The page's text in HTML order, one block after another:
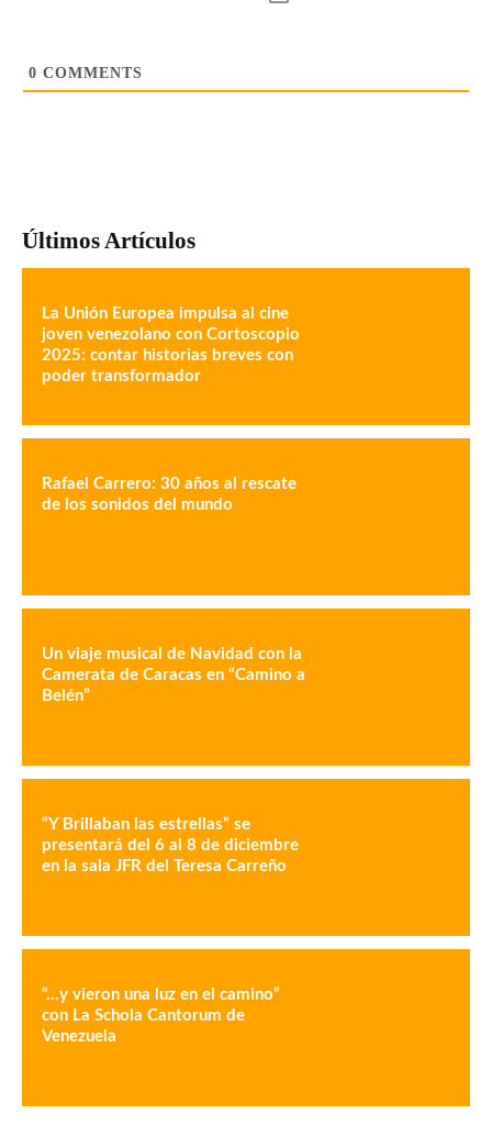
0 COMMENTS
Últimos Artículos
La Unión Europea impulsa al cine
joven venezolano con Cortoscopio
2025: contar historias breves con
poder transformador
Rafael Carrero: 30 años al rescate
de los sonidos del mundo
Un viaje musical de Navidad con la
Camerata de Caracas en “Camino a
Belén”
“Y Brillaban las estrellas” se
presentará del 6 al 8 de diciembre
en la sala JFR del Teresa Carreño
“…y vieron una luz en el camino”
con La Schola Cantorum de
Venezuela